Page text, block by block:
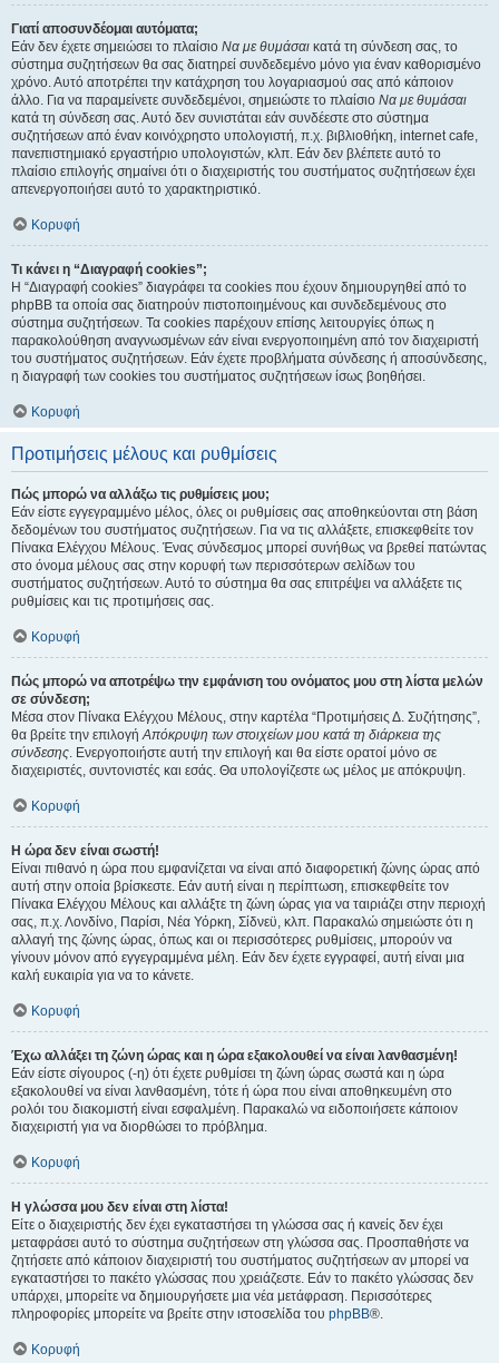
Γιατί αποσυνδέομαι αυτόματα;
Εάν δεν έχετε σημειώσει το πλαίσιο Να με θυμάσαι κατά τη σύνδεση σας, το
σύστημα συζητήσεων θα σας διατηρεί συνδεδεμένο μόνο για έναν καθορισμένο
χρόνο. Αυτό αποτρέπει την κατάχρηση του λογαριασμού σας από κάποιον
άλλο. Για να παραμείνετε συνδεδεμένοι, σημειώστε το πλαίσιο Να με θυμάσαι
κατά τη σύνδεση σας. Αυτό δεν συνιστάται εάν συνδέεστε στο σύστημα
συζητήσεων από έναν κοινόχρηστο υπολογιστή, π.χ. βιβλιοθήκη, internet cafe,
πανεπιστημιακό εργαστήριο υπολογιστών, κλπ. Εάν δεν βλέπετε αυτό το
πλαίσιο επιλογής σημαίνει ότι ο διαχειριστής του συστήματος συζητήσεων έχει
απενεργοποιήσει αυτό το χαρακτηριστικό.
Κορυφή
Τι κάνει η “Διαγραφή cookies”;
Η “Διαγραφή cookies” διαγράφει τα cookies που έχουν δημιουργηθεί από το
phpBB τα οποία σας διατηρούν πιστοποιημένους και συνδεδεμένους στο
σύστημα συζητήσεων. Τα cookies παρέχουν επίσης λειτουργίες όπως η
παρακολούθηση αναγνωσμένων εάν είναι ενεργοποιημένη από τον διαχειριστή
του συστήματος συζητήσεων. Εάν έχετε προβλήματα σύνδεσης ή αποσύνδεσης,
η διαγραφή των cookies του συστήματος συζητήσεων ίσως βοηθήσει.
Κορυφή
Προτιμήσεις μέλους και ρυθμίσεις
Πώς μπορώ να αλλάξω τις ρυθμίσεις μου;
Εάν είστε εγγεγραμμένο μέλος, όλες οι ρυθμίσεις σας αποθηκεύονται στη βάση
δεδομένων του συστήματος συζητήσεων. Για να τις αλλάξετε, επισκεφθείτε τον
Πίνακα Ελέγχου Μέλους. Ένας σύνδεσμος μπορεί συνήθως να βρεθεί πατώντας
στο όνομα μέλους σας στην κορυφή των περισσότερων σελίδων του
συστήματος συζητήσεων. Αυτό το σύστημα θα σας επιτρέψει να αλλάξετε τις
ρυθμίσεις και τις προτιμήσεις σας.
Κορυφή
Πώς μπορώ να αποτρέψω την εμφάνιση του ονόματος μου στη λίστα μελών
σε σύνδεση;
Μέσα στον Πίνακα Ελέγχου Μέλους, στην καρτέλα “Προτιμήσεις Δ. Συζήτησης”,
θα βρείτε την επιλογήΑπόκρυψη των στοιχείων μου κατά τη διάρκεια της
σύνδεσης. Ενεργοποιήστε αυτή την επιλογή και θα είστε ορατοί μόνο σε
διαχειριστές, συντονιστές και εσάς. Θα υπολογίζεστε ως μέλος με απόκρυψη.
Κορυφή
Η ώρα δεν είναι σωστή!
Είναι πιθανό η ώρα που εμφανίζεται να είναι από διαφορετική ζώνης ώρας από
αυτή στην οποία βρίσκεστε. Εάν αυτή είναι η περίπτωση, επισκεφθείτε τον
Πίνακα Ελέγχου Μέλους και αλλάξτε τη ζώνη ώρας για να ταιριάζει στην περιοχή
σας, π.χ. Λονδίνο, Παρίσι, Νέα Υόρκη, Σίδνεϋ, κλπ. Παρακαλώ σημειώστε ότι η
αλλαγή της ζώνης ώρας, όπως και οι περισσότερες ρυθμίσεις, μπορούν να
γίνουν μόνον από εγγεγραμμένα μέλη. Εάν δεν έχετε εγγραφεί, αυτή είναι μια
καλή ευκαιρία για να το κάνετε.
Κορυφή
Έχω αλλάξει τη ζώνη ώρας και η ώρα εξακολουθεί να είναι λανθασμένη!
Εάν είστε σίγουρος (-η) ότι έχετε ρυθμίσει τη ζώνη ώρας σωστά και η ώρα
εξακολουθεί να είναι λανθασμένη, τότε ή ώρα που είναι αποθηκευμένη στο
ρολόι του διακομιστή είναι εσφαλμένη. Παρακαλώ να ειδοποιήσετε κάποιον
διαχειριστή για να διορθώσει το πρόβλημα.
Κορυφή
Η γλώσσα μου δεν είναι στη λίστα!
Είτε ο διαχειριστής δεν έχει εγκαταστήσει τη γλώσσα σας ή κανείς δεν έχει
μεταφράσει αυτό το σύστημα συζητήσεων στη γλώσσα σας. Προσπαθήστε να
ζητήσετε από κάποιον διαχειριστή του συστήματος συζητήσεων αν μπορεί να
εγκαταστήσει το πακέτο γλώσσας που χρειάζεστε. Εάν το πακέτο γλώσσας δεν
υπάρχει, μπορείτε να δημιουργήσετε μια νέα μετάφραση. Περισσότερες
πληροφορίες μπορείτε να βρείτε στην ιστοσελίδα του phpBB®.
Κορυφή